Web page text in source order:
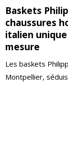
Baskets
chaussures
italien
mesure
Les baskets
Montpellier,